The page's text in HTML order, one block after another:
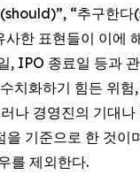
“추구한
표현들이 이에
IPO 종료일 등과
치화하기 힘든 위
나 경영진의 기대
기준으로 한 것
를 제외한다.